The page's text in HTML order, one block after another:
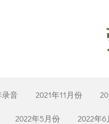
录音 2021年11月份
2022年5月份 2022年6